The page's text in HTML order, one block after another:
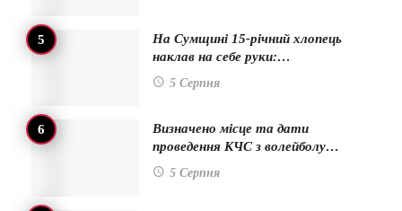
На Сумщині 15-річний хлопець
наклав на себе руки:…
5 Серпня
Визначено місце та дати
проведення КЧС з волейболу…
5 Серпня